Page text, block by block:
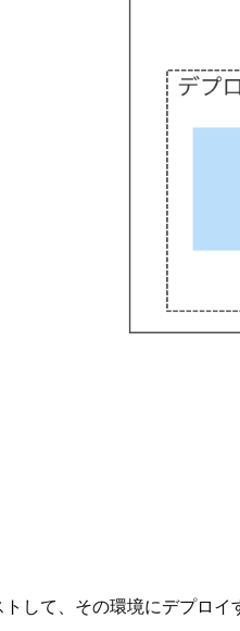
して、その環境にデプロ